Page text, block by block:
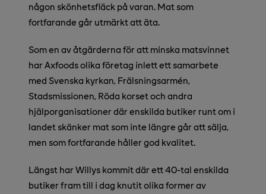
någon skönhetsfläck på varan. Mat som
fortfarande går utmärkt att äta.
Som en av åtgärderna för att minska matsvinnet
har Axfoods olika företag inlett ett samarbete
med Svenska kyrkan, Frälsningsarmén,
Stadsmissionen, Röda korset och andra
hjälporganisationer där enskilda butiker runt om i
landet skänker mat som inte längre går att sälja,
men som fortfarande håller god kvalitet.
Längst har Willys kommit där ett 40-tal enskilda
butiker fram till i dag knutit olika former av